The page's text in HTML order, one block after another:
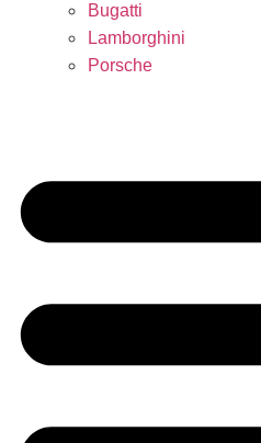
Bugatti
Lamborghini
Porsche